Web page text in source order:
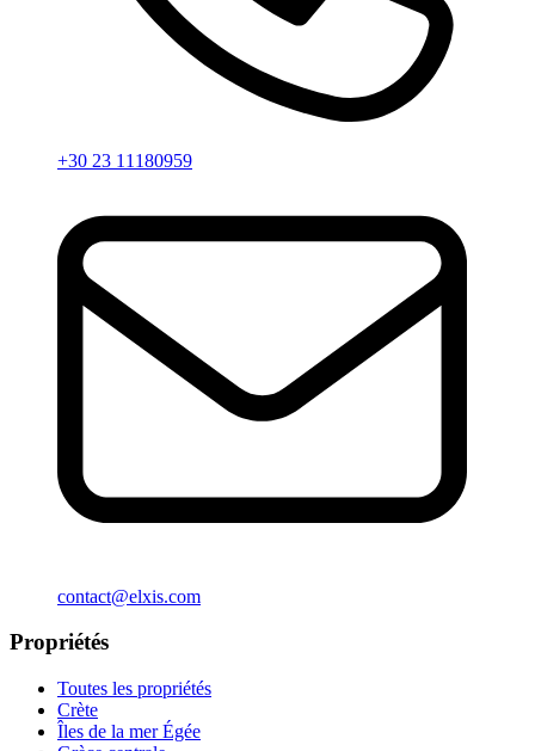
+30 23 11180959
contact@elxis.com
Propriétés
Toutes les propriétés
Crète
Îles de la mer Égée